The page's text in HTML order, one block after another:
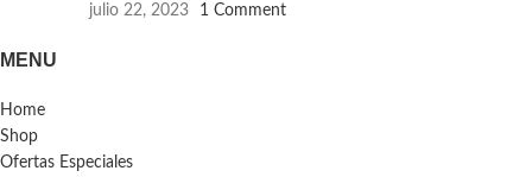
julio 22, 2023 1 Comment
MENU
Home
Shop
Ofertas Especiales